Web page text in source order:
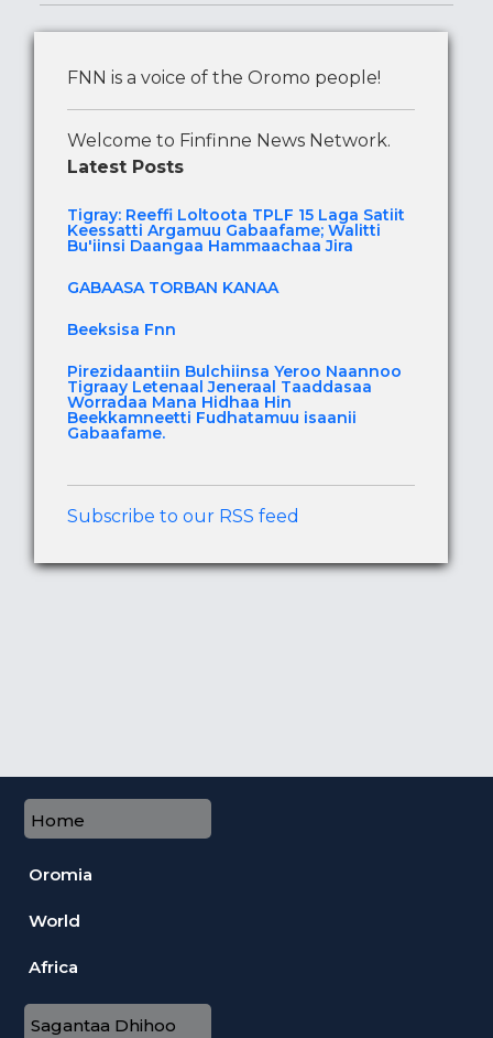
FNN is a voice of the Oromo people!
Welcome to Finfinne News Network.
Latest Posts
Tigray: Reeffi Loltoota TPLF 15 Laga Satiit
Keessatti Argamuu Gabaafame; Walitti
Bu'iinsi Daangaa Hammaachaa Jira
GABAASA TORBAN KANAA
Beeksisa Fnn
Pirezidaantiin Bulchiinsa Yeroo Naannoo
Tigraay Letenaal Jeneraal Taaddasaa
Worradaa Mana Hidhaa Hin
Beekkamneetti Fudhatamuu isaanii
Gabaafame.
Subscribe to our RSS feed
Home
Oromia
World
Africa
Sagantaa Dhihoo